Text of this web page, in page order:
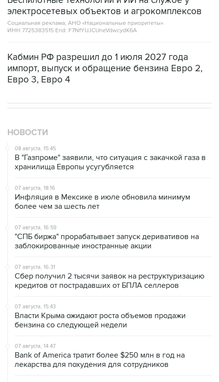
электросетевых объектов и агрокомплексов
Социальная реклама, АНО «Национальные приоритеты».
ИНН 7725383515 Erid: F7NfYUJCUneVdwcydK6A
Кабмин РФ разрешил до 1 июля 2027 года
импорт, выпуск и обращение бензина Евро 2,
Евро 3, Евро 4
НОВОСТИ
08 августа, 15:45
В "Газпроме" заявили, что ситуация с закачкой газа в
хранилища Европы усугубляется
07 августа, 18:16
Инфляция в Мексике в июле обновила минимум
более чем за шесть лет
07 августа, 16:59
"СПБ биржа" прорабатывает запуск деривативов на
заблокированные иностранные акции
07 августа, 16:31
Сбер получил 2 тысячи заявок на реструктуризацию
кредитов от пострадавших от БПЛА селлеров
07 августа, 15:43
Власти Крыма ожидают роста объемов продажи
бензина со следующей недели
07 августа, 14:47
Bank of America тратит более $250 млн в год на
лекарства для похудения для сотрудников